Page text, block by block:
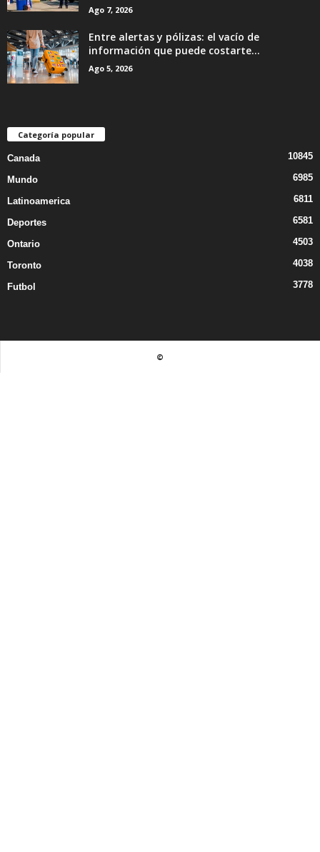
Ago 7, 2026
Entre alertas y pólizas: el vacío de
información que puede costarte...
Ago 5, 2026
Categoría popular
Canada 10845
Mundo 6985
Latinoamerica 6811
Deportes 6581
Ontario 4503
Toronto 4038
Futbol 3778
©